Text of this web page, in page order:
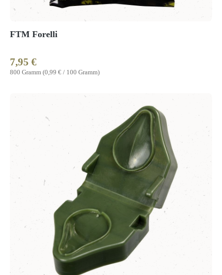
FTM Forelli
800 Gramm (0,99 € / 100 Gramm)
Regulärer Preis:
7,95 €